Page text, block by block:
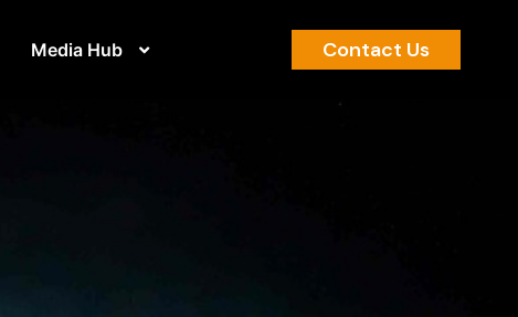
Media Hub Contact Us